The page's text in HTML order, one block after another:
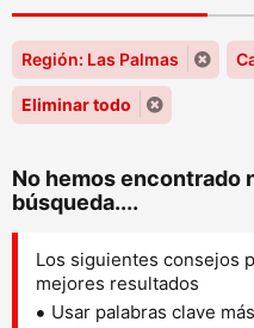
Región: Las Palmas
Eliminar todo
No hemos encontrado
búsqueda....
Los siguientes consejos
mejores resultados
Usar palabras clave